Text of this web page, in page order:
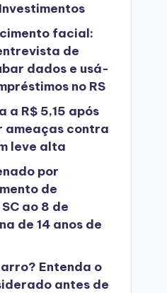
facial:
de
dados e usá-
no RS
a R$ 5,15 após
ameaças contra
leve alta
por
de
ao 8 de
de 14 anos de
Entenda o
antes de